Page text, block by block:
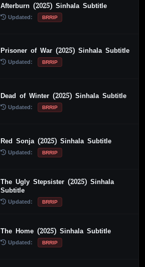
Afterburn (2025) Sinhala Subtitle
Updated: BRRIP
Prisoner of War (2025) Sinhala Subtitle
Updated: BRRIP
Dead of Winter (2025) Sinhala Subtitle
Updated: BRRIP
Red Sonja (2025) Sinhala Subtitle
Updated: BRRIP
The Ugly Stepsister (2025) Sinhala
Subtitle
Updated: BRRIP
The Home (2025) Sinhala Subtitle
Updated: BRRIP